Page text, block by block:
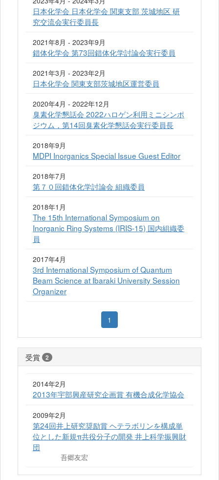
日本化学会 日本化学会 関東支部 茨城地区 研
究交流会実行委員長
2021年8月 - 2023年9月
錯体化学会 第73回錯体化学討論会実行委員
2021年3月 - 2023年2月
日本化学会 関東支部茨城地区運営委員
2020年4月 - 2022年12月
臭素化学懇話会 2022ハロゲン利用ミニシンポ
ジウム，第14回臭素化学懇話会実行委員長
2018年9月
MDPI Inorganics Special Issue Guest Editor
2018年7月
第７０回錯体化学討論会 組織委員
2018年1月
The 15th International Symposium on
Inorganic Ring Systems (IRIS-15) 国内組織委
員
2017年4月
3rd International Symposium of Quantum
Beam Science at Ibaraki University Session
Organizer
1
受賞 2
2014年2月
2013年宇部興産研究企画賞 有機合成化学協会
2009年2月
第24回井上研究奨励賞 ヘテラボリンを構成単
位とした新規π共役分子の開発 井上科学振興財
団
吾郷友宏